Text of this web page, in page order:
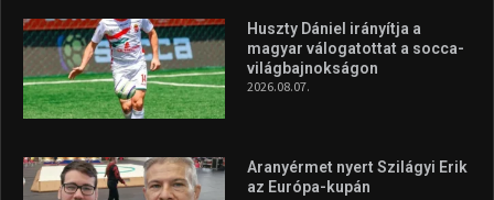
Huszty Dániel irányítja a
magyar válogatottat a socca-
világbajnokságon
2026.08.07.
Aranyérmet nyert Szilágyi Erik
az Európa-kupán